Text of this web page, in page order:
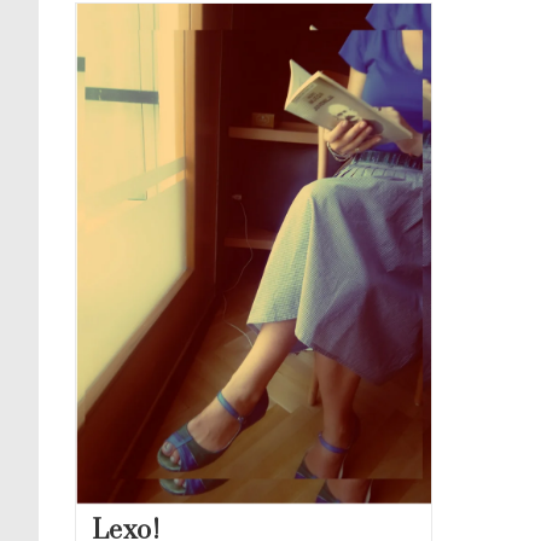
Lexo!